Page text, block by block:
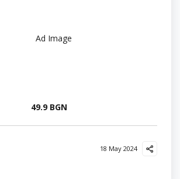
49.9 BGN
18 May 2024